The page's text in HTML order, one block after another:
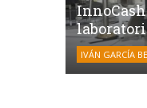
IVÁN GARCÍA